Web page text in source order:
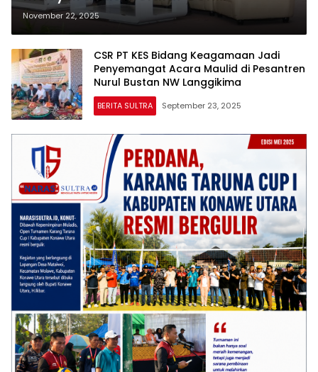
Tambang, Kadin Sultra Dorong
Raperda CSR Dipercepat
November 22, 2025
CSR PT KES Bidang Keagamaan Jadi
Penyemangat Acara Maulid di Pesantren
Nurul Bustan NW Langgikima
BERITA SULTRA September 23, 2025